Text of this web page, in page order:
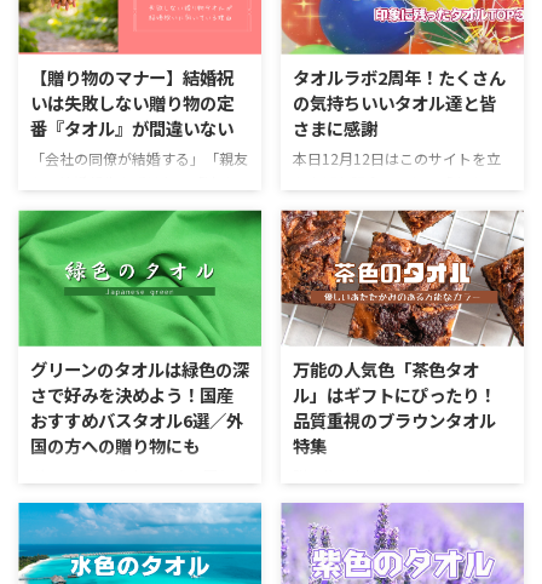
の目安となるでしょう。もし、お
気に入りのタオルが一覧にあれ
ば、それに近い密度のものを選ぶ
と近い特徴のものが見つかりやす
いです。同じ密度やタイプの中
で、点数の高いものを選んでみる
と、吸水力や毛羽落ちの少なさの
います。 タオルのふわふわ度と
評価結果の一覧 これまでに実際
にタオルラボが触って採点したタ
オルのさわり心地につ ...
価していきます。 ポップなデザ
インが多いのがセリアの特徴 100
円均一の人気店セリアは可愛い雑
貨や女性に嬉しいデザインが豊富
なお店。タオルについても比較的
ポップな柄物が多いです。 今回
はあえて素材に注目した人気のあ
きました。エントリーしたのは以
下のタオルです。 セリアのフェ
イスタオル評価一覧 商品名 毛羽
が少ないフェイス ...
【贈り物のマナー】結婚祝
いは失敗しない贈り物の定
番『タオル』が間違いない
「会社の同僚が結婚する」「親友
住むいとこが結婚した」、おめで
とうの気持ちを上手に伝えたいけ
れど、いざ「結婚祝い」とを考え
ると、どんなことに気をつけなが
ら、何を選んだらいいかわからな
いという方も多いはず。 今回
は、多様化している結婚の形も視
野に入れた「結婚祝いのマナー」
について解説していきます。 ま
た、特にタオルの評価が高いもの
から、結婚祝いとして絶対に失敗
内祝い」の特集はこちら／ 結婚
のお祝いのお返しの ...
タオルラボ2周年！たくさん
の気持ちいいタオル達と皆
さまに感謝
本日12月12日はこのサイトを立
ボの日」。サイト開設から今日で
2年が経ったことになります。 ま
ず好きなことを発信すると決め
て、やるからには毎日使って楽し
い気分になるタオルについての知
識をまとめていこうと思って最初
作りました。ずっとこだわり続け
たタオルについての情報を皆様に
お届けできていることを実感でき
ており、大変やりがいを感じてお
ります。 皆様がこのサイトを読
いる理由だろうと本当にありがた
く思っています。 この１年の ...
グリーンのタオルは緑色の深
さで好みを決めよう！国産
おすすめバスタオル6選／外
国の方への贈り物にも
ある自然の中にあって、とても身
近なカラー。 私たちが口にする
ものにも、たくさんのグリーンが
あります。お茶を飲む習慣がある
万能の人気色「茶色タオ
ル」はギフトにぴったり！
品質重視のブラウンタオル
特集
いて、何色のタオルにすればいい
のかと悩みますよね。 年齢層が
幅広いお祝いのお返しや結婚式の
引き出物などの場合にはシンプル